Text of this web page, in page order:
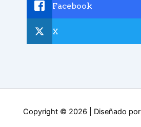
Facebook
X
Copyright © 2026 | Diseñado por